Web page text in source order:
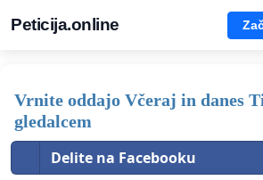
Peticija.online
Vrnite oddajo Včeraj in danes
gledalcem
Delite na Facebooku